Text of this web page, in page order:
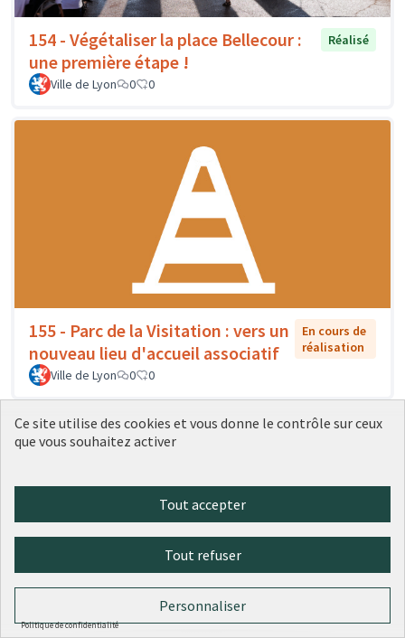
154 - Végétaliser la place Bellecour :
une première étape !
Réalisé
Ville de Lyon 0 0
155 - Parc de la Visitation : vers un
nouveau lieu d'accueil associatif
En cours de
réalisation
Ville de Lyon
0 0
156 - Des artistes dans l'école : un
En cours
Ce site utilise des cookies et vous donne le contrôle sur ceux
que vous souhaitez activer
Tout accepter
Tout refuser
Personnaliser
Politique de confidentialité